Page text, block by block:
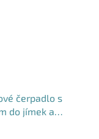
čerpadlo s
do jímek a
- Blue Line PQD 7-